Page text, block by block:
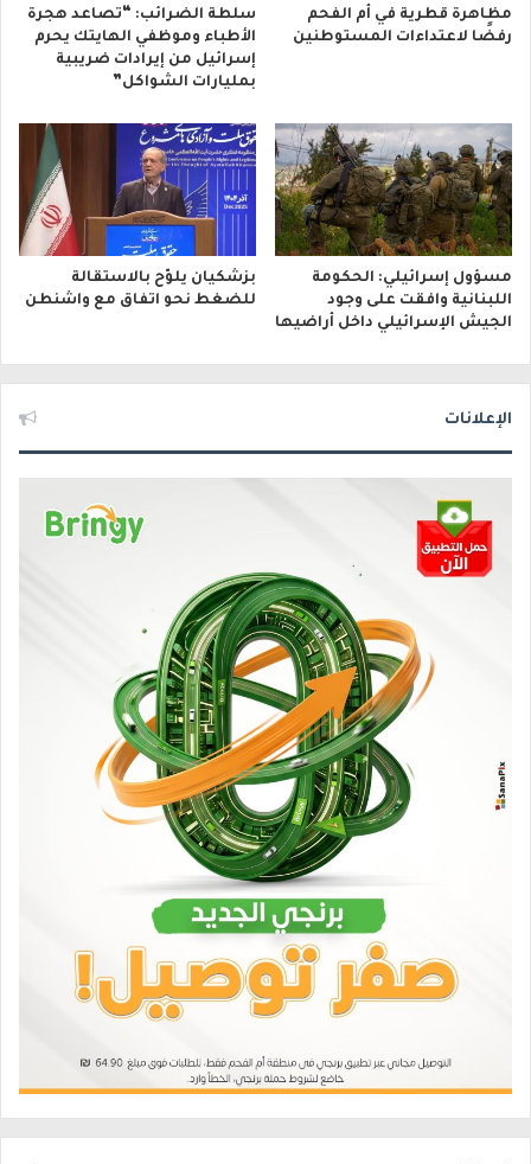
مظاهرة قطرية في أم الفحم
رفضًا لاعتداءات المستوطنين
سلطة الضرائب: “تصاعد هجرة
الأطباء وموظفي الهايتك يحرم
إسرائيل من إيرادات ضريبية
بمليارات الشواكل”
مسؤول إسرائيلي: الحكومة
اللبنانية وافقت على وجود
الجيش الإسرائيلي داخل أراضيها
بزشكيان يلوّح بالاستقالة
للضغط نحو اتفاق مع واشنطن
الإعلانات